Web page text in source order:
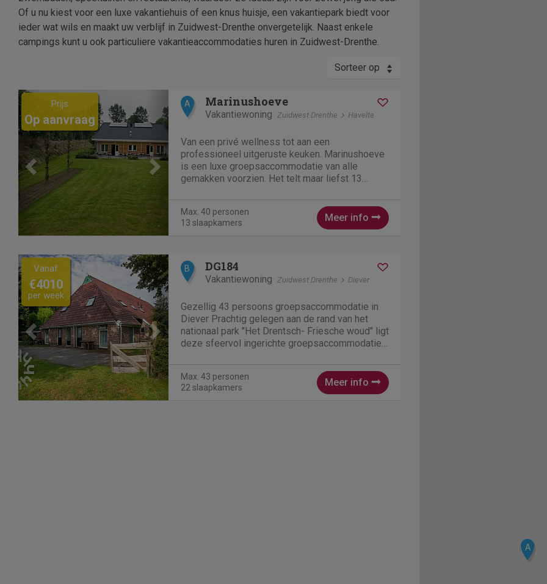
Of u nu kiest voor een luxe vakantiehuis of een knus huisje, een vakantiepark biedt voor
ieder wat wils en maakt uw verblijf in Zuidwest-Drenthe onvergetelijk. Naast enkele
campings kunt u ook particuliere vakantieaccommodaties huren in Zuidwest-Drenthe.
Sorteer op
Previous Next
Prijs
Op aanvraag
A Marinushoeve
Vakantiewoning Zuidwest Drenthe Havelte
Van een privé wellness tot aan een
professioneel uitgeruste keuken. Marinushoeve
is een luxe groepsaccommodatie van alle
gemakken voorzien. Het telt maar liefst 13
tweepersoonskamers en 5 familiekamers),
allemaal met eigen...
Max. 40 personen
13 slaapkamers
Meer info
Previous Next
Vanaf
€4010
per week
B DG184
Vakantiewoning Zuidwest Drenthe Diever
Gezellig 43 persoons groepsaccommodatie in
Diever Prachtig gelegen aan de rand van het
nationaal park "Het Drentsch- Friesche woud" ligt
deze sfeervol ingerichte groepsaccommodatie.
kinderen heerlijk kunnen...
Max. 43 personen
22 slaapkamers
Meer info
A